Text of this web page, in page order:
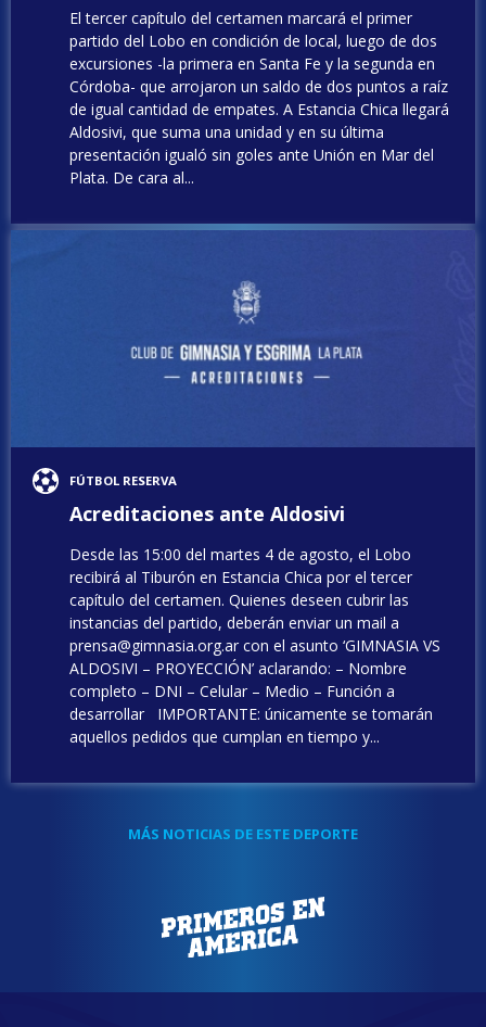
El tercer capítulo del certamen marcará el primer
partido del Lobo en condición de local, luego de dos
excursiones -la primera en Santa Fe y la segunda en
Córdoba- que arrojaron un saldo de dos puntos a raíz
de igual cantidad de empates. A Estancia Chica llegará
Aldosivi, que suma una unidad y en su última
presentación igualó sin goles ante Unión en Mar del
Plata. De cara al...
FÚTBOL RESERVA
Acreditaciones ante Aldosivi
Desde las 15:00 del martes 4 de agosto, el Lobo
recibirá al Tiburón en Estancia Chica por el tercer
capítulo del certamen. Quienes deseen cubrir las
instancias del partido, deberán enviar un mail a
prensa@gimnasia.org.ar con el asunto ‘GIMNASIA VS
ALDOSIVI – PROYECCIÓN’ aclarando: – Nombre
completo – DNI – Celular – Medio – Función a
desarrollar IMPORTANTE: únicamente se tomarán
aquellos pedidos que cumplan en tiempo y...
MÁS NOTICIAS DE ESTE DEPORTE